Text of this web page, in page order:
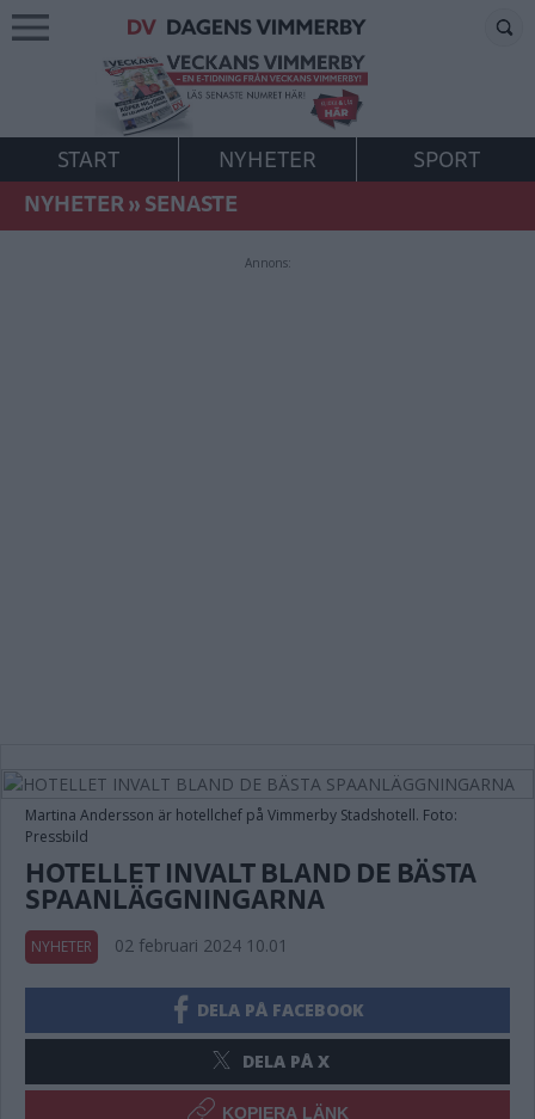
START NYHETER
SPORT
NYHETER»SENASTE
Annons:
Martina Andersson är hotellchef på Vimmerby Stadshotell. Foto:
Pressbild
HOTELLET INVALT BLAND DE BÄSTA
SPAANLÄGGNINGARNA
NYHETER 02 februari 2024 10.01
DELA PÅ FACEBOOK
DELA PÅ X
KOPIERA LÄNK